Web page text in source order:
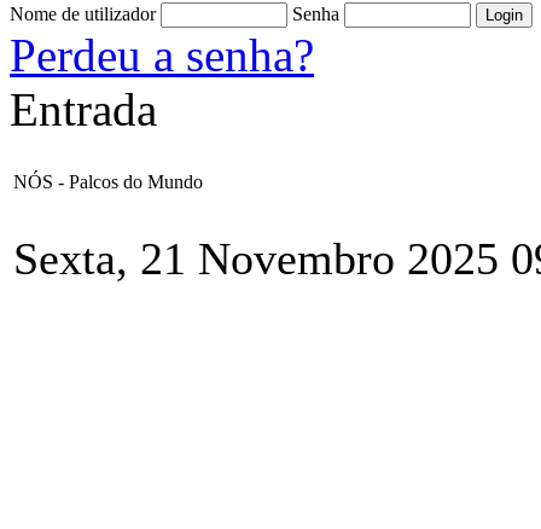
Nome de utilizador Senha
Perdeu a senha?
Entrada
NÓS - Palcos do Mundo
Sexta, 21 Novembro 2025